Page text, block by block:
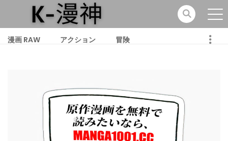
漫画 RAW アクション 冒険